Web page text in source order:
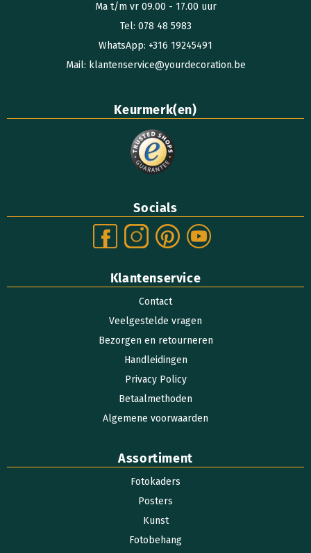
Ma t/m vr 09.00 - 17.00 uur
Tel: 078 48 5983
WhatsApp: +316 19245491
Mail: klantenservice@yourdecoration.be
Keurmerk(en)
Socials
Klantenservice
Contact
Veelgestelde vragen
Bezorgen en retourneren
Handleidingen
Privacy Policy
Betaalmethoden
Algemene voorwaarden
Assortiment
Fotokaders
Posters
Kunst
Fotobehang